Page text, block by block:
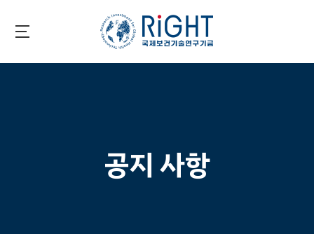
국제보건기술연구기금
공지 사항